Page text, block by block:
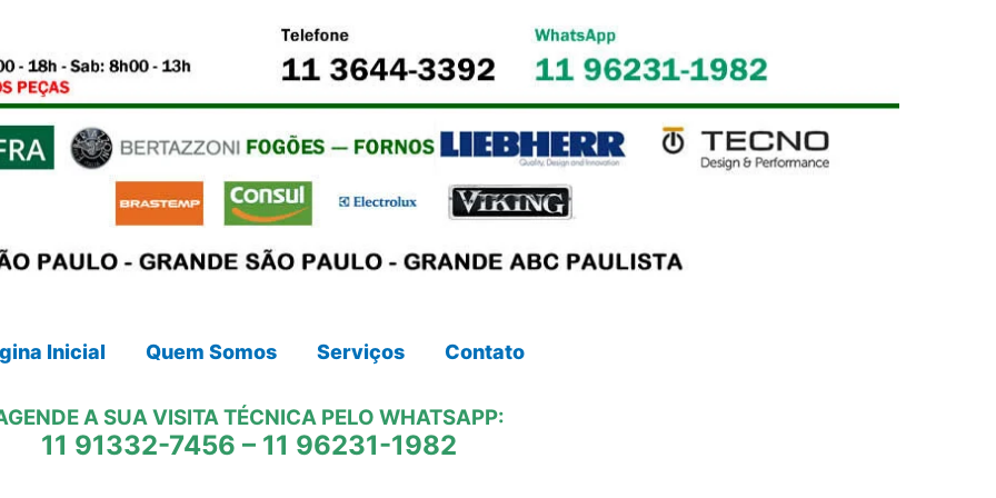
Inicial Quem Somos Serviços Contato
A SUA VISITA TÉCNICA PELO WHATSAPP:
11 91332-7456 – 11 96231-1982